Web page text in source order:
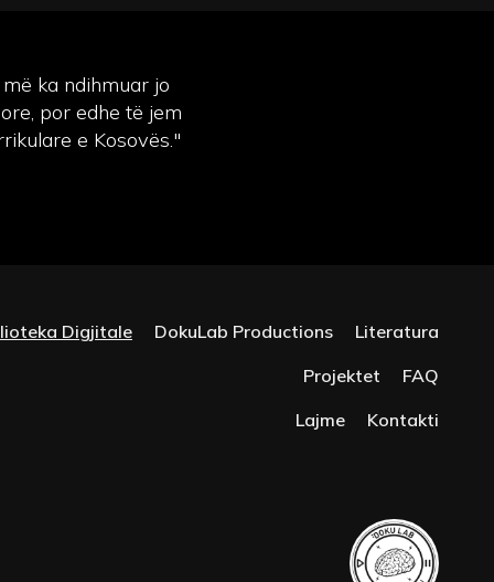
ka ndihmuar jo
por edhe të jem
e Kosovës."
Digjitale DokuLab Productions
Literatura
Projektet
FAQ
Lajme
Kontakti